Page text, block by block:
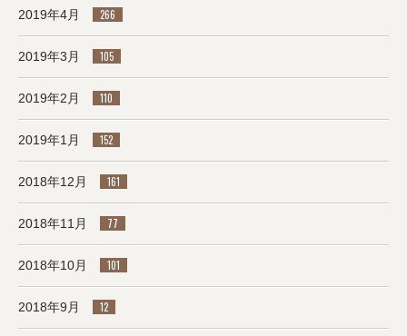
2019年4月 266
2019年3月 105
2019年2月 110
2019年1月 152
2018年12月 161
2018年11月 77
2018年10月 101
2018年9月 12